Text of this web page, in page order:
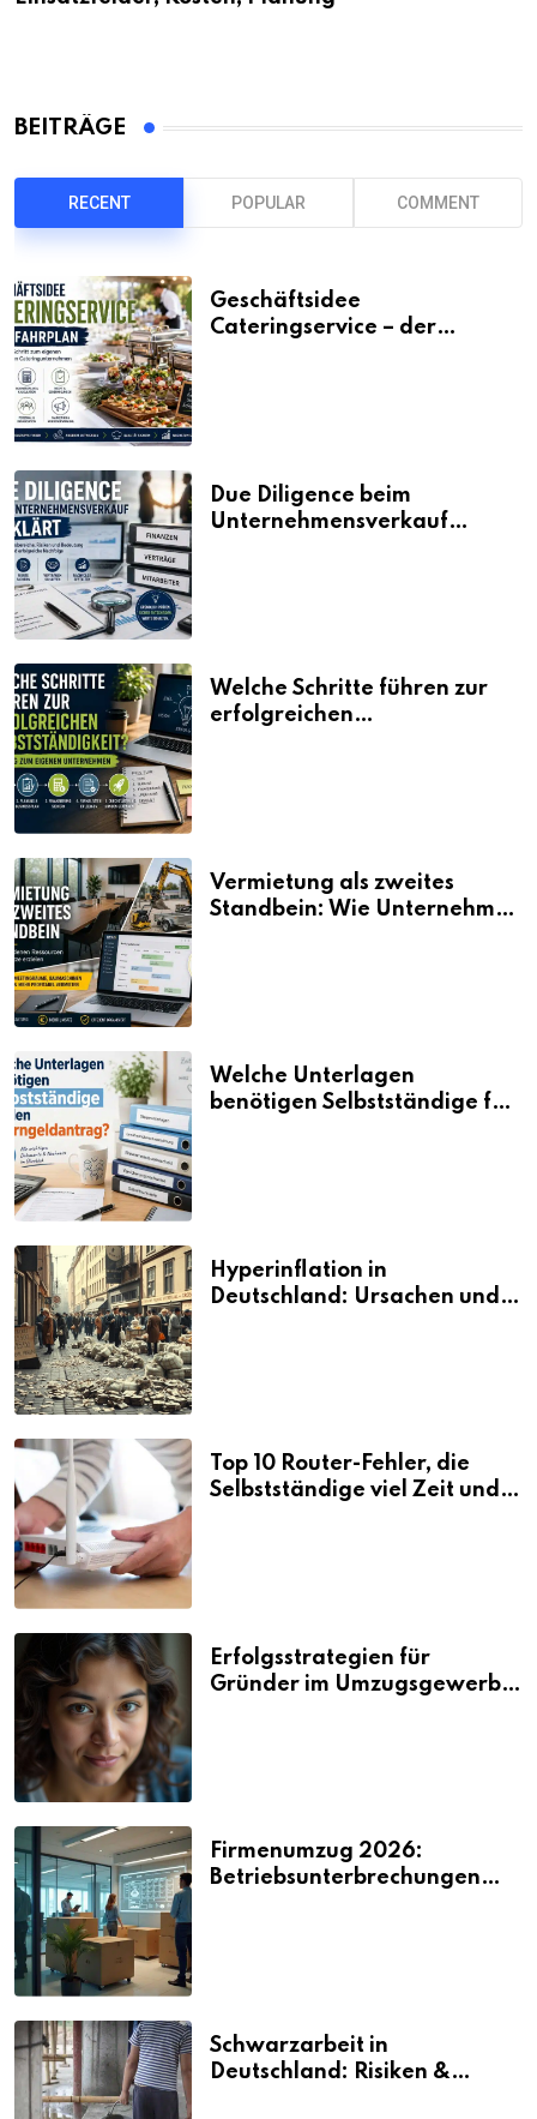
BEITRÄGE
RECENT POPULAR COMMENT
Geschäftsidee
Cateringservice – der
Due Diligence beim
Unternehmensverkauf
Welche Schritte führen zur
erfolgreichen
Vermietung als zweites
Standbein: Wie Unternehmen
Welche Unterlagen
benötigen Selbstständige für
Hyperinflation in
Deutschland: Ursachen und
Top 10 Router-Fehler, die
Selbstständige viel Zeit und
Erfolgsstrategien für
Gründer im Umzugsgewerbe
Firmenumzug 2026:
Betriebsunterbrechungen
Schwarzarbeit in
Deutschland: Risiken &